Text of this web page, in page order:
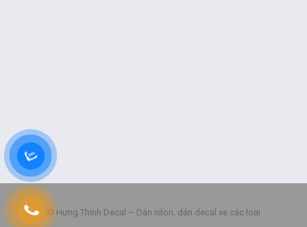
© Hưng Thịnh Decal – Dán nilon, dán decal xe các loại